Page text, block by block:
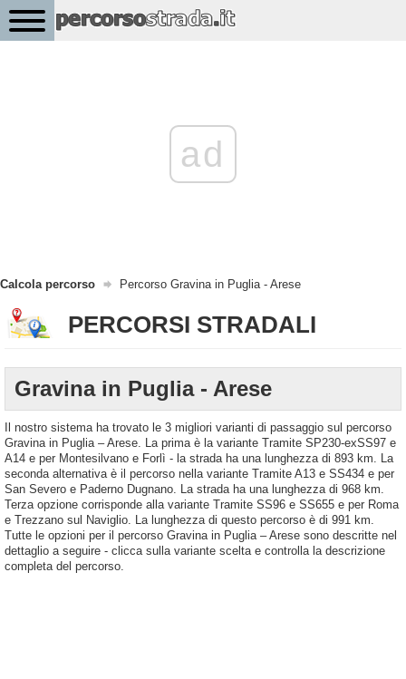
ad
Calcola percorso Percorso Gravina in Puglia - Arese
PERCORSI STRADALI
Gravina in Puglia - Arese
Il nostro sistema ha trovato le 3 migliori varianti di passaggio sul percorso
Gravina in Puglia – Arese. La prima è la variante Tramite SP230-exSS97 e
A14 e per Montesilvano e Forlì - la strada ha una lunghezza di 893 km. La
seconda alternativa è il percorso nella variante Tramite A13 e SS434 e per
San Severo e Paderno Dugnano. La strada ha una lunghezza di 968 km.
Terza opzione corrisponde alla variante Tramite SS96 e SS655 e per Roma
e Trezzano sul Naviglio. La lunghezza di questo percorso è di 991 km.
Tutte le opzioni per il percorso Gravina in Puglia – Arese sono descritte nel
dettaglio a seguire - clicca sulla variante scelta e controlla la descrizione
completa del percorso.